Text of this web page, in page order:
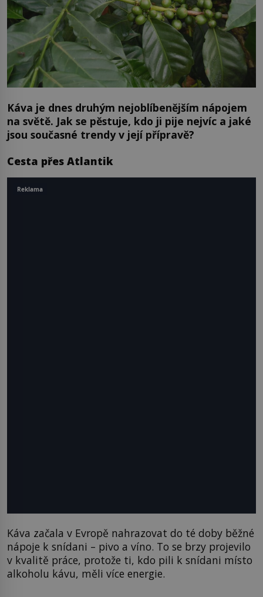
Káva je dnes druhým nejoblíbenějším nápojem
na světě. Jak se pěstuje, kdo ji pije nejvíc a jaké
jsou současné trendy v její přípravě?
Cesta přes Atlantik
Káva začala v Evropě nahrazovat do té doby běžné
nápoje k snídani – pivo a víno. To se brzy projevilo
v kvalitě práce, protože ti, kdo pili k snídani místo
alkoholu kávu, měli více energie.
Reklama